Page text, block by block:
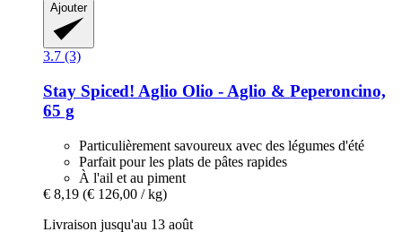
Ajouter
3.7 (3)
Stay Spiced! Aglio Olio -​ Aglio & Peperoncino,
65 g
Particulièrement savoureux avec des légumes d'été
Parfait pour les plats de pâtes rapides
À l'ail et au piment
€ 8,19 (€ 126,00 / kg)
Livraison jusqu'au 13 août